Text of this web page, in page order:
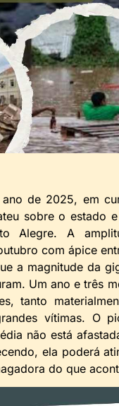
de 2025, em
sobre o estado
Alegre. A
com ápice
a magnitude da
Um ano e três
tanto
vítimas. O
não está
ela poderá
do que